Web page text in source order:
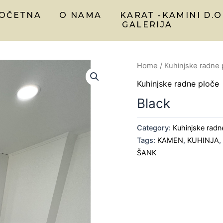
O NAMA
KARAT -KAMINI
GALERIJA
Home / Kuhinjske radne
Kuhinjske radne ploče
Black
Category: Kuhinjske
Tags: KAMEN, KUHINJA,
ŠANK